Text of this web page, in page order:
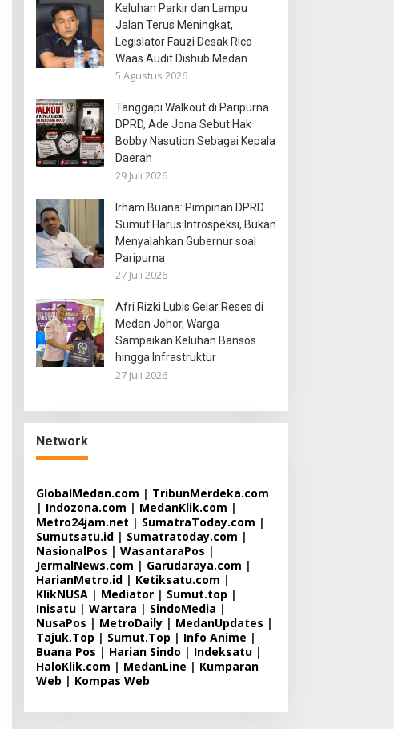
Keluhan Parkir dan Lampu
Jalan Terus Meningkat,
Legislator Fauzi Desak Rico
Waas Audit Dishub Medan
5 Agustus 2026
Tanggapi Walkout di Paripurna
DPRD, Ade Jona Sebut Hak
Bobby Nasution Sebagai Kepala
Daerah
29 Juli 2026
Irham Buana: Pimpinan DPRD
Sumut Harus Introspeksi, Bukan
Menyalahkan Gubernur soal
Paripurna
27 Juli 2026
Afri Rizki Lubis Gelar Reses di
Medan Johor, Warga
Sampaikan Keluhan Bansos
hingga Infrastruktur
27 Juli 2026
Network
GlobalMedan.com | TribunMerdeka.com
| Indozona.com | MedanKlik.com |
Metro24jam.net | SumatraToday.com |
Sumutsatu.id| Sumatratoday.com |
NasionalPos | WasantaraPos |
JermalNews.com | Garudaraya.com |
HarianMetro.id| Ketiksatu.com |
KlikNUSA| Mediator| Sumut.top |
Inisatu| Wartara | SindoMedia |
NusaPos | MetroDaily| MedanUpdates |
Tajuk.Top | Sumut.Top | Info Anime |
Buana Pos | Harian Sindo | Indeksatu|
HaloKlik.com | MedanLine | Kumparan
Web | Kompas Web